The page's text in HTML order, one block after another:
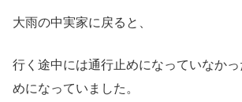
大雨の中実家に戻ると、
行く途中には通行止めになっていなか
めになっていました。